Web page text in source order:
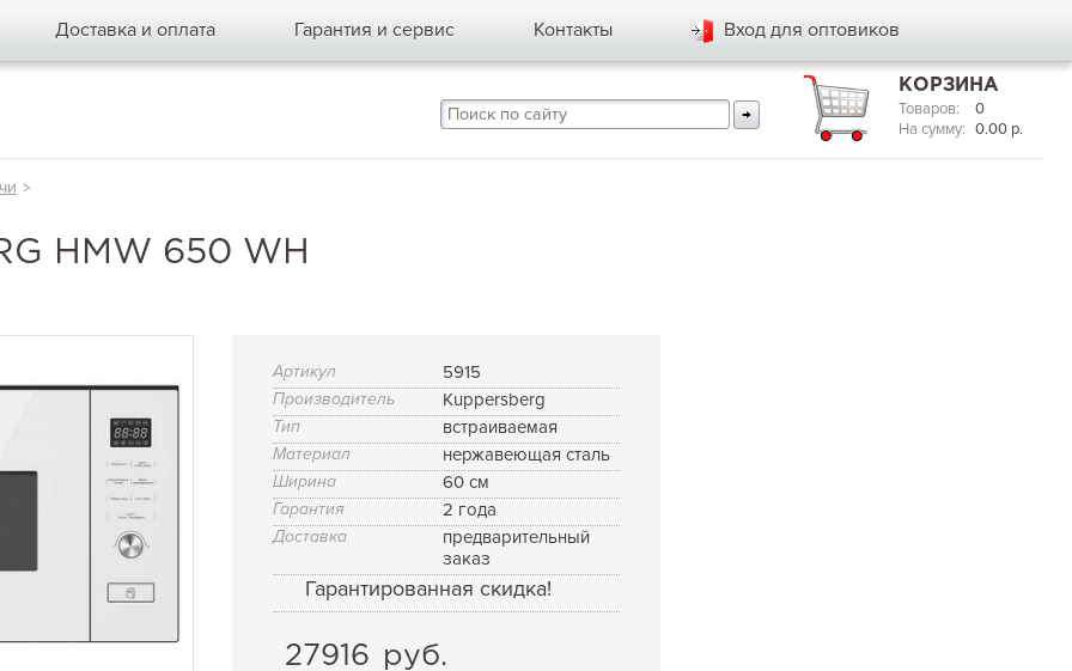
Доставка и оплата Гарантия и сервис Контакты Вход для оптовиков
КОРЗИНА
Товаров:
0
На сумму: 0.00 р.
>
HMW 650 WH
Артикул 5915
Производитель Kuppersberg
Тип встраиваемая
Материал нержавеющая сталь
Ширина 60 см
Гарантия 2 года
Доставка
предварительный
заказ
Гарантированная скидка!
27916 руб.